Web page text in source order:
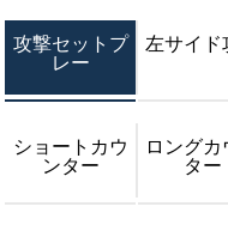
攻撃セットプ
レー
左サイド
ショートカウ
ンター
ロングカ
ター